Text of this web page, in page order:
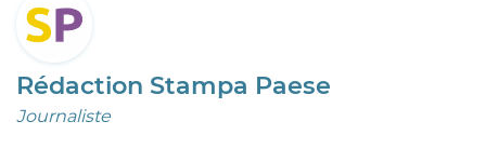
Rédaction Stampa Paese
Journaliste